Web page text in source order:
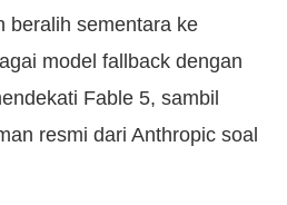
beralih sementara ke
model fallback dengan
Fable 5, sambil
resmi dari Anthropic soal